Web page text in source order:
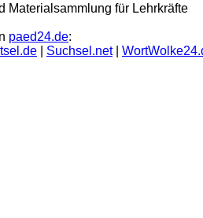
Materialsammlung für Lehrkräfte
paed24.de:
Suchsel.net|